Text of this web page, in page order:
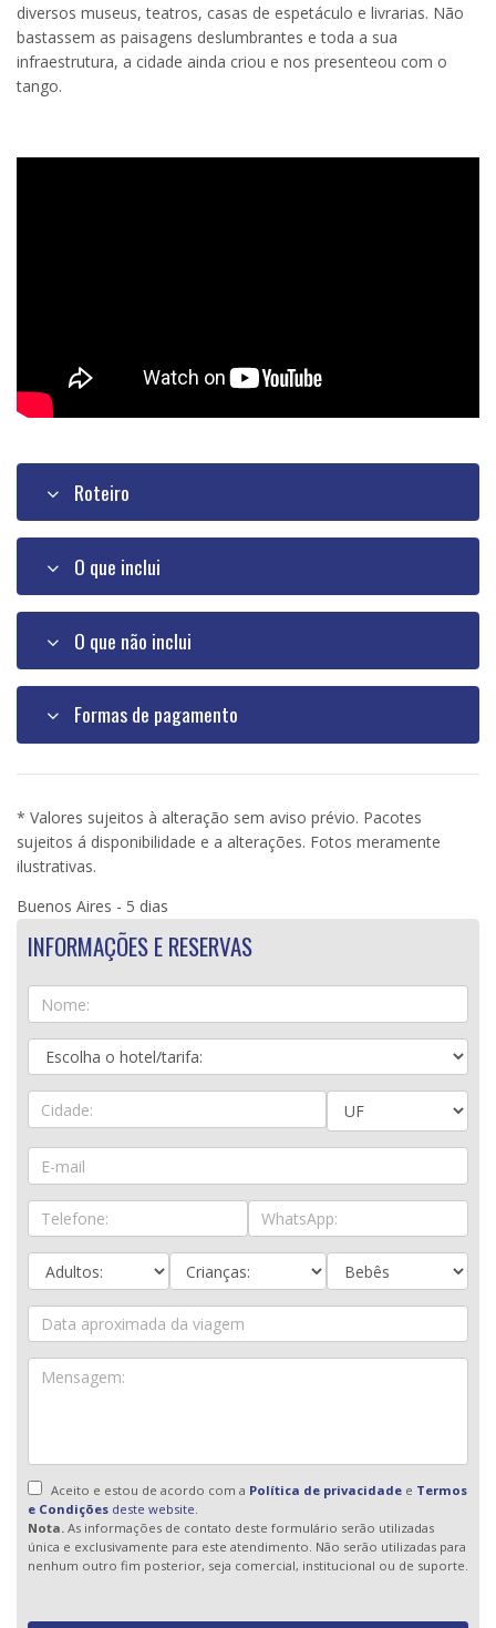
diversos museus, teatros, casas de espetáculo e livrarias. Não
bastassem as paisagens deslumbrantes e toda a sua
infraestrutura, a cidade ainda criou e nos presenteou com o
tango.
Roteiro
O que inclui
O que não inclui
Formas de pagamento
* Valores sujeitos à alteração sem aviso prévio. Pacotes
sujeitos á disponibilidade e a alterações. Fotos meramente
ilustrativas.
Buenos Aires - 5 dias
INFORMAÇÕES E RESERVAS
Aceito e estou de acordo com a Política de privacidadee Termos
e Condições deste website.
Nota. As informações de contato deste formulário serão utilizadas
única e exclusivamente para este atendimento. Não serão utilizadas para
nenhum outro fim posterior, seja comercial, institucional ou de suporte.